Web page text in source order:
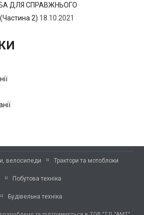
ДЛЯ СПРАВЖНЬОГО
2) 18.10.2021
велосипеди Трактори та мотоблоки
Побутова техніка
Будівельна техніка